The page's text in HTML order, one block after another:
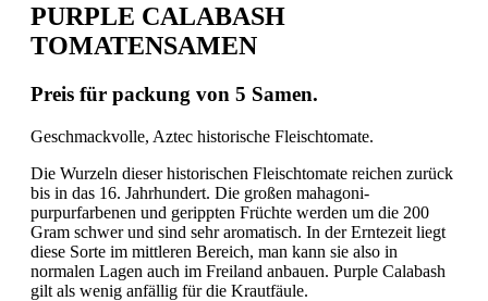
PURPLE CALABASH
TOMATENSAMEN
Preis für packung von 5 Samen.
Geschmackvolle, Aztec historische Fleischtomate.
Die Wurzeln dieser historischen Fleischtomate reichen zurück
bis in das 16. Jahrhundert. Die großen mahagoni-
purpurfarbenen und gerippten Früchte werden um die 200
Gram schwer und sind sehr aromatisch. In der Erntezeit liegt
diese Sorte im mittleren Bereich, man kann sie also in
normalen Lagen auch im Freiland anbauen. Purple Calabash
gilt als wenig anfällig für die Krautfäule.